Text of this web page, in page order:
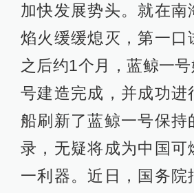
加快发展势头。就在南
焰火缓缓熄灭，第一口
之后约1个月，蓝鲸一
号建造完成，并成功进
船刷新了蓝鲸一号保持
录，无疑将成为中国可
一利器。近日，国务院